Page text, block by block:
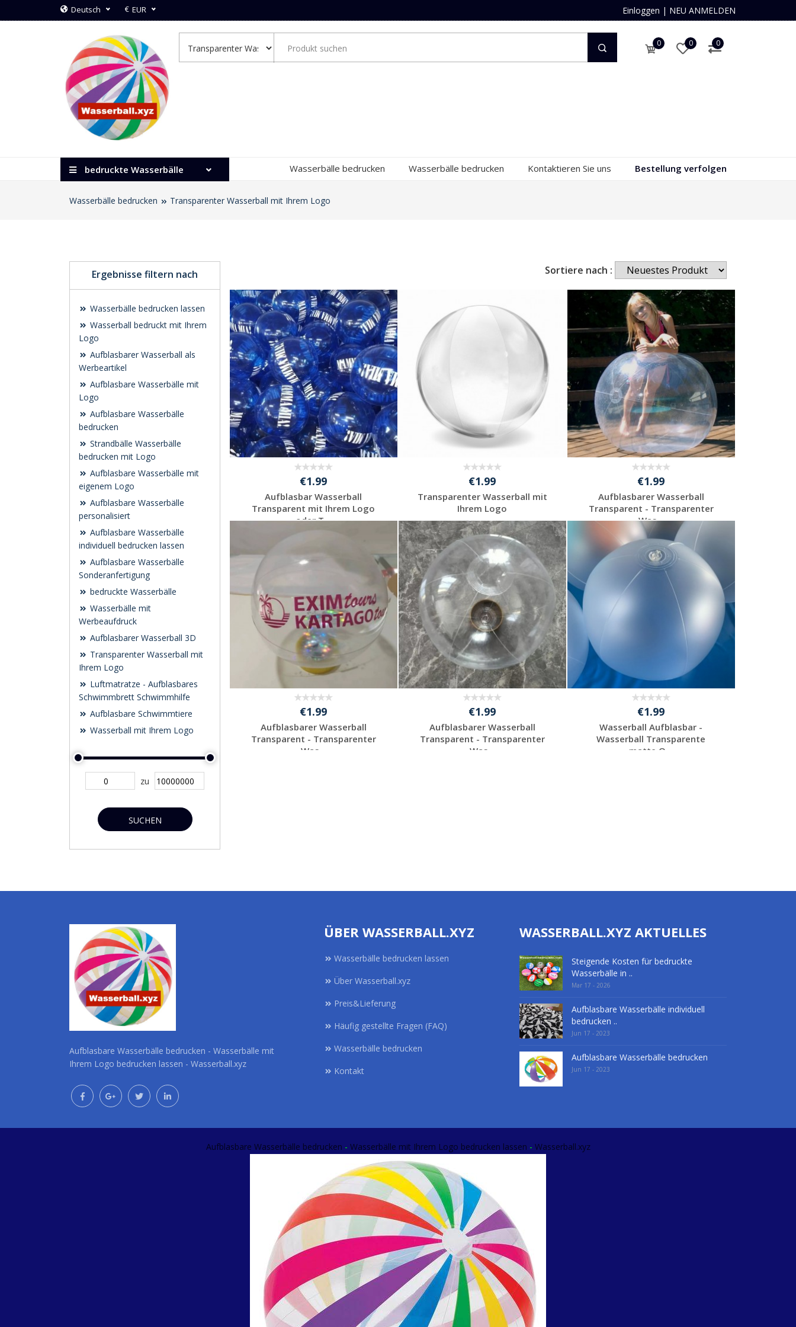
Deutsch € EUR Einloggen | NEU ANMELDEN
0 0 0
bedruckte Wasserbälle Wasserbälle bedrucken Wasserbälle bedrucken Kontaktieren Sie uns Bestellung verfolgen
Wasserbälle bedrucken Transparenter Wasserball mit Ihrem Logo
Ergebnisse filtern nach
Wasserbälle bedrucken lassen
Wasserball bedruckt mit Ihrem
Logo
Aufblasbarer Wasserball als
Werbeartikel
Aufblasbare Wasserbälle mit
Logo
Aufblasbare Wasserbälle
bedrucken
Strandbälle Wasserbälle
bedrucken mit Logo
Aufblasbare Wasserbälle mit
eigenem Logo
Aufblasbare Wasserbälle
personalisiert
Aufblasbare Wasserbälle
individuell bedrucken lassen
Aufblasbare Wasserbälle
Sonderanfertigung
bedruckte Wasserbälle
Wasserbälle mit
Werbeaufdruck
Aufblasbarer Wasserball 3D
Transparenter Wasserball mit
Ihrem Logo
Luftmatratze - Aufblasbares
Schwimmbrett Schwimmhilfe
Aufblasbare Schwimmtiere
Wasserball mit Ihrem Logo
zu
SUCHEN
Sortiere nach :
€1.99
Aufblasbar Wasserball
Transparent mit Ihrem Logo
oder T...
Individuelle
anfragen
€1.99
Transparenter Wasserball mit
Ihrem Logo
Individuelle
Werbeartikel
anfragen
€1.99
Aufblasbarer Wasserball
Transparent - Transparenter
Was...
Individuelle
Werbeartikel
anfragen
€1.99
Aufblasbarer Wasserball
Transparent - Transparenter
Was...
€1.99
Aufblasbarer Wasserball
Transparent - Transparenter
Was...
€1.99
Wasserball Aufblasbar -
Wasserball Transparente
matte O...
Aufblasbare Wasserbälle bedrucken - Wasserbälle mit
Ihrem Logo bedrucken lassen - Wasserball.xyz
ÜBER WASSERBALL.XYZ
Wasserbälle bedrucken lassen
Über Wasserball.xyz
Preis&Lieferung
Häufig gestellte Fragen (FAQ)
Wasserbälle bedrucken
Kontakt
WASSERBALL.XYZ AKTUELLES
Steigende Kosten für bedruckte
Wasserbälle in ..
Mar 17 - 2026
Aufblasbare Wasserbälle individuell
bedrucken ..
Jun 17 - 2023
Aufblasbare Wasserbälle bedrucken
Jun 17 - 2023
Aufblasbare Wasserbälle bedrucken - Wasserbälle mit Ihrem Logo bedrucken lassen - Wasserball.xyz